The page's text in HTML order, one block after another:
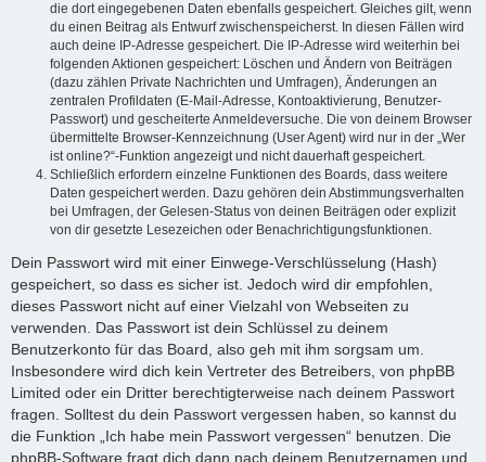
die dort eingegebenen Daten ebenfalls gespeichert. Gleiches gilt, wenn
du einen Beitrag als Entwurf zwischenspeicherst. In diesen Fällen wird
auch deine IP-Adresse gespeichert. Die IP-Adresse wird weiterhin bei
folgenden Aktionen gespeichert: Löschen und Ändern von Beiträgen
(dazu zählen Private Nachrichten und Umfragen), Änderungen an
zentralen Profildaten (E-Mail-Adresse, Kontoaktivierung, Benutzer-
Passwort) und gescheiterte Anmeldeversuche. Die von deinem Browser
übermittelte Browser-Kennzeichnung (User Agent) wird nur in der „Wer
ist online?“-Funktion angezeigt und nicht dauerhaft gespeichert.
Schließlich erfordern einzelne Funktionen des Boards, dass weitere
Daten gespeichert werden. Dazu gehören dein Abstimmungsverhalten
bei Umfragen, der Gelesen-Status von deinen Beiträgen oder explizit
von dir gesetzte Lesezeichen oder Benachrichtigungsfunktionen.
Dein Passwort wird mit einer Einwege-Verschlüsselung (Hash)
gespeichert, so dass es sicher ist. Jedoch wird dir empfohlen,
dieses Passwort nicht auf einer Vielzahl von Webseiten zu
verwenden. Das Passwort ist dein Schlüssel zu deinem
Benutzerkonto für das Board, also geh mit ihm sorgsam um.
Insbesondere wird dich kein Vertreter des Betreibers, von phpBB
Limited oder ein Dritter berechtigterweise nach deinem Passwort
fragen. Solltest du dein Passwort vergessen haben, so kannst du
die Funktion „Ich habe mein Passwort vergessen“ benutzen. Die
phpBB-Software fragt dich dann nach deinem Benutzernamen und